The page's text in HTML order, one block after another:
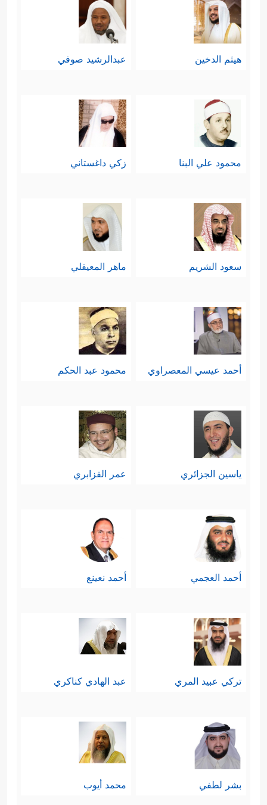
هيثم الدخين عبدالرشيد صوفي
محمود علي البنا زكي داغستاني
سعود الشريم ماهر المعيقلي
أحمد عيسي المعصراوي محمود عبد الحكم
ياسين الجزائري عمر القزابري
أحمد العجمي أحمد نعينع
تركي عبيد المري عبد الهادي كناكري
بشر لطفي محمد أيوب